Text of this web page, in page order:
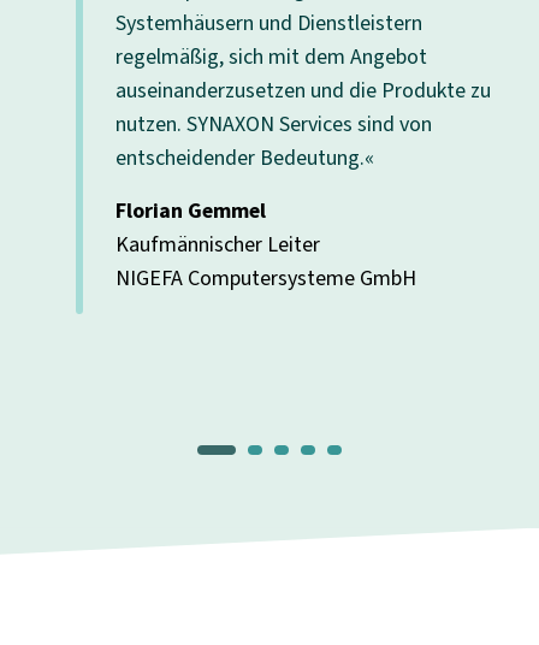
Systemhäusern und Dienstleistern
regelmäßig, sich mit dem Angebot
auseinanderzusetzen und die Produkte zu
nutzen. SYNAXON Services sind von
entscheidender Bedeutung.«
Florian Gemmel
Kaufmännischer Leiter
NIGEFA Computersysteme GmbH